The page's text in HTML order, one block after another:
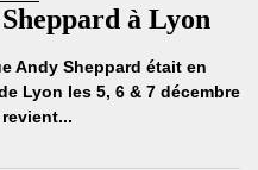
à Lyon
Andy Sheppard était en
Lyon les 5, 6 & 7 décembre